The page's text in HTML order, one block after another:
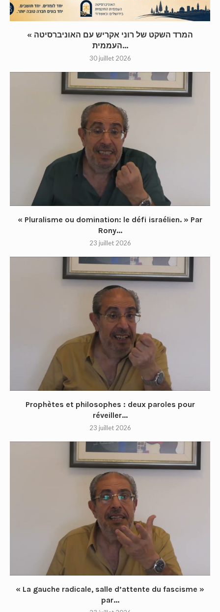
« המרד השקט של רוני אקריש עם האוניברסיטה
העממית...
30 juillet 2026
« Pluralisme ou domination: le défi israélien. » Par
Rony...
23 juillet 2026
Prophètes et philosophes : deux paroles pour
réveiller...
23 juillet 2026
« La gauche radicale, salle d’attente du fascisme »
par...